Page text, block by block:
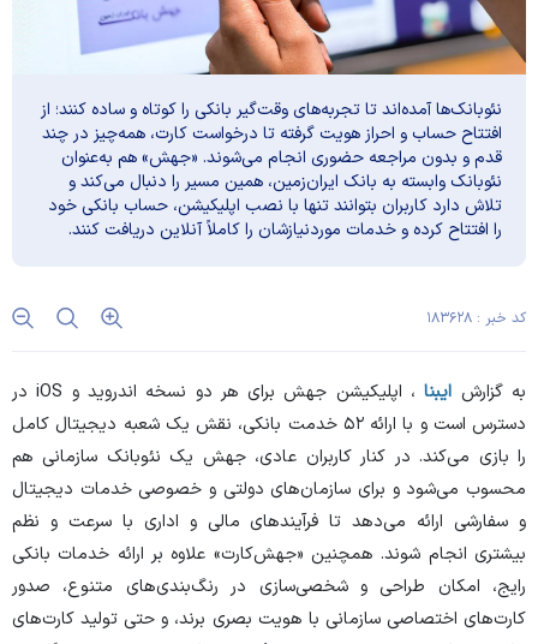
نئوبانک‌ها آمده‌اند تا تجربه‌های وقت‌گیر بانکی را کوتاه و ساده کنند؛ از
افتتاح حساب و احراز هویت گرفته تا درخواست کارت، همه‌چیز در چند
قدم و بدون مراجعه حضوری انجام می‌شوند. «جهش» هم به‌عنوان
نئوبانک وابسته به بانک ایران‌زمین، همین مسیر را دنبال می‌کند و
تلاش دارد کاربران بتوانند تنها با نصب اپلیکیشن، حساب بانکی خود
را افتتاح کرده و خدمات موردنیازشان را کاملاً آنلاین دریافت کنند.
کد خبر : ۱۸۳۶۲۸
به گزارش ایبنا
، اپلیکیشن جهش برای هر دو نسخه اندروید و iOS در
دسترس است و با ارائه ۵۲ خدمت بانکی، نقش یک شعبه دیجیتال کامل
را بازی می‌کند. در کنار کاربران عادی، جهش یک نئوبانک سازمانی هم
محسوب می‌شود و برای سازمان‌های دولتی و خصوصی خدمات دیجیتال
و سفارشی ارائه می‌دهد تا فرآیندهای مالی و اداری با سرعت و نظم
بیشتری انجام شوند. همچنین «جهش‌کارت» علاوه بر ارائه خدمات بانکی
رایج، امکان طراحی و شخصی‌سازی در رنگ‌بندی‌های متنوع، صدور
کارت‌های اختصاصی سازمانی با هویت بصری برند، و حتی تولید کارت‌های